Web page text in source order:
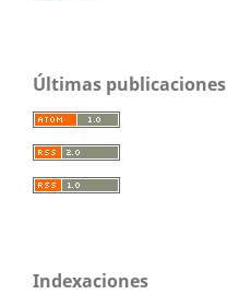
Últimas publicaciones
Indexaciones